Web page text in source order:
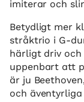
imiterar och
Betydligt mer
stråktrio i G-
härligt driv och
uppenbart att
är ju
och